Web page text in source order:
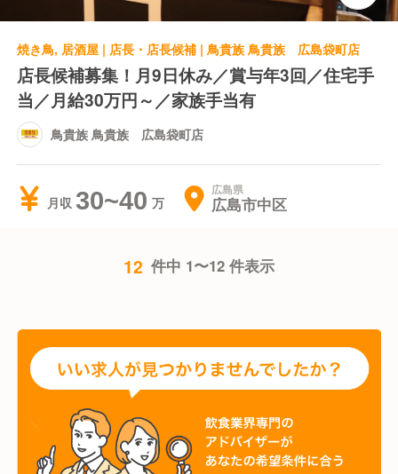
焼き鳥, 居酒屋 | 店長・店長候補 | 鳥貴族 鳥貴族 広島袋町店
店長候補募集！月9日休み／賞与年3回／住宅手
当／月給30万円～／家族手当有
鳥貴族 鳥貴族 広島袋町店
月収 30~40 広島県
広島市中区
12 件中 1〜12 件表示